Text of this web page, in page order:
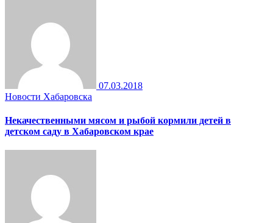
07.03.2018
Новости Хабаровска
Некачественными мясом и рыбой кормили детей в
детском саду в Хабаровском крае